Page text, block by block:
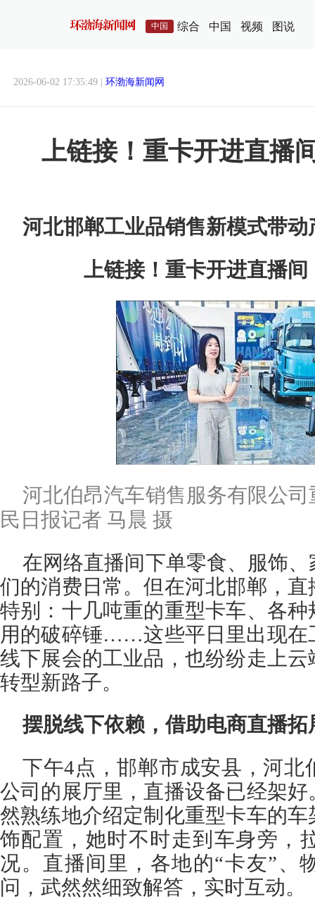
中国 综合 中国 视频 图说
2026-06-02 17:35:49 | 环渤海新闻网
上链接！重卡开进直播
河北邯郸工业品销售新模式带
上链接！重卡开进直播间
河北伯昂汽车销售服务有限公
民日报记者 马晨 摄
在网络直播间下单零食、服饰
们的消费日常。但在河北邯郸，
特别：十几吨重的重型卡车、各
用的破碎锤……这些平日里出现在
线下展会的工业品，也纷纷走上
转型新路子。
摆脱线下依赖，借助电商直播拓
下午4点，邯郸市成安县，河北
公司的展厅里，直播设备已经架
然熟练地介绍定制化重型卡车的
饰配置，她时不时走到车身旁，
况。直播间里，各地的“卡友”、
问，武然然细致解答，实时互动。